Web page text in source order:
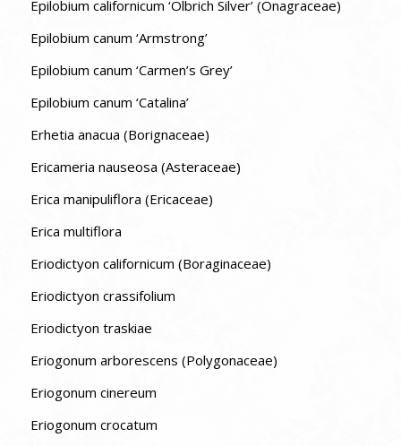
Epilobium californicum ‘Olbrich Silver’ (Onagraceae)
Epilobium canum ‘Armstrong’
Epilobium canum ‘Carmen’s Grey’
Epilobium canum ‘Catalina’
Erhetia anacua (Borignaceae)
Ericameria nauseosa (Asteraceae)
Erica manipuliflora (Ericaceae)
Erica multiflora
Eriodictyon californicum (Boraginaceae)
Eriodictyon crassifolium
Eriodictyon traskiae
Eriogonum arborescens (Polygonaceae)
Eriogonum cinereum
Eriogonum crocatum